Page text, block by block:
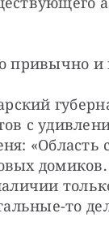
привычно и
с
«Область
домиков.
то